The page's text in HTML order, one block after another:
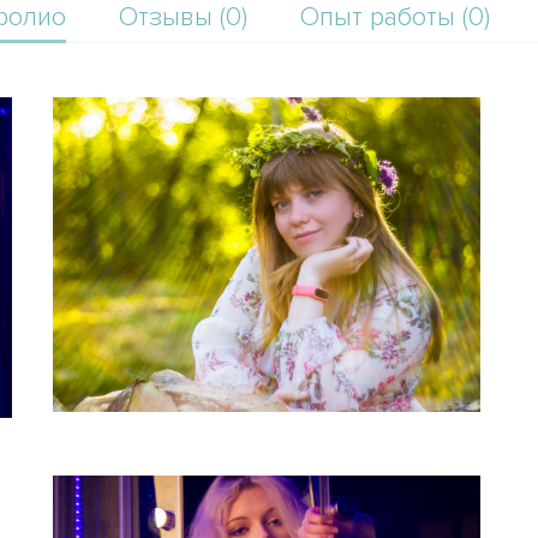
Отзывы (0) Опыт работы (0)